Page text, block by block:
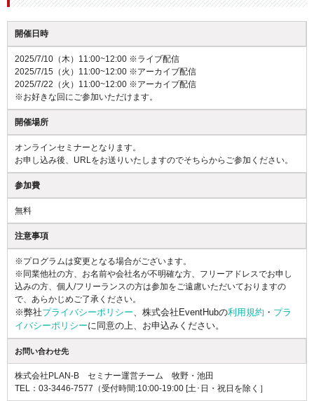
開催日時
2025/7/10（木）11:00~12:00 ※ライブ配信
2025/7/15（火）11:00~12:00 ※アーカイブ配信
2025/7/22（火）11:00~12:00 ※アーカイブ配信
※お好きな回にご参加いただけます。
開催場所
オンラインセミナーとなります。
お申し込み後、URLをお送りいたしますのでそちらからご参加ください。
参加費
無料
注意事項
※プログラムは変更となる場合がございます。
※同業他社の方、お名前や会社名が不明確な方、フリーアドレスでお申し
込みの方、個人/フリーランスの方は参加をご遠慮いただいておりますの
で、あらかじめご了承ください。
※弊社プライバシーポリシー 、株式会社EventHubの利用規約 ・ プラ
イバシーポリシーに同意の上、お申込みください。
お問い合わせ先
株式会社PLAN-B セミナー運営チーム 牧野・池田
TEL：03-3446-7577 （受付時間:10:00-19:00 [土･日・祝日を除く］